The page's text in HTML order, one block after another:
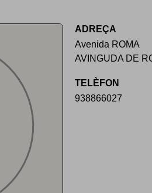
ADREÇA
Avenida ROMA
AVINGUDA DE
TELÈFON
938866027